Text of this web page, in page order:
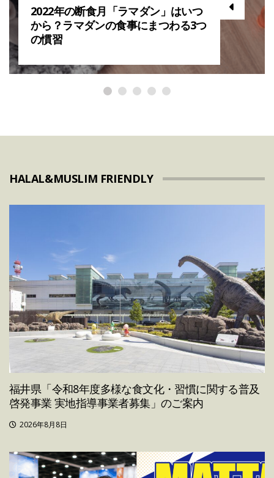
2022年の断食月「ラマダン」はいつ
から？ラマダンの食事にまつわる3つ
の慣習
HALAL&MUSLIM FRIENDLY
福井県「令和8年度多様な食文化・習慣に関する普及
啓発事業 実地指導事業者募集」のご案内
2026年8月8日